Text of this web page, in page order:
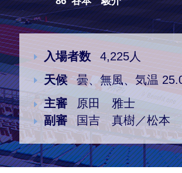
スクール
ファンクラブ
トップチーム
スポンサー
入場者数
4,225人
天候 曇、無風、気温
主審
原田 雅士
副審 国吉 真樹／松本